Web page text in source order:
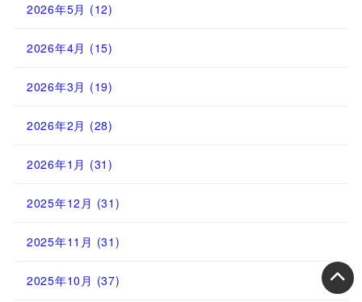
2026年5月 (12)
2026年4月 (15)
2026年3月 (19)
2026年2月 (28)
2026年1月 (31)
2025年12月 (31)
2025年11月 (31)
2025年10月 (37)